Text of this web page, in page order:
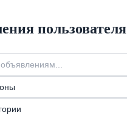
пользователя